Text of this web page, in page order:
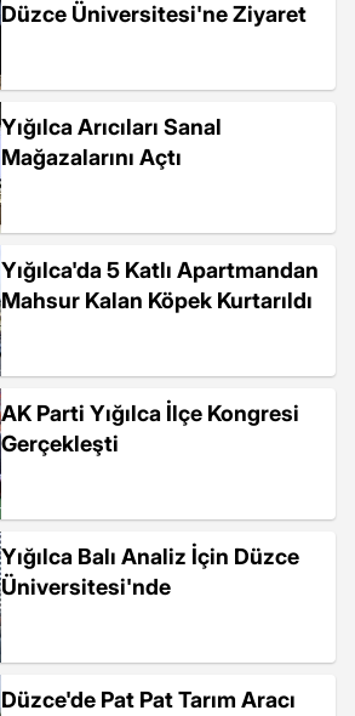
Düzce Üniversitesi'ne Ziyaret
Yığılca Arıcıları Sanal
Mağazalarını Açtı
Yığılca'da 5 Katlı Apartmandan
Mahsur Kalan Köpek Kurtarıldı
AK Parti Yığılca İlçe Kongresi
Gerçekleşti
Yığılca Balı Analiz İçin Düzce
Üniversitesi'nde
Düzce'de Pat Pat Tarım Aracı